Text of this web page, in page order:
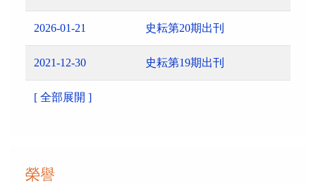
2026-01-21 史耘第20期出刊
2021-12-30 史耘第19期出刊
[ 全部展開 ]
榮譽